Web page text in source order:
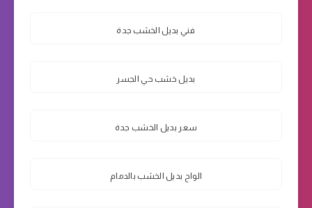
فني بديل الخشب جدة
بديل خشب حي الجسر
سعر بديل الخشب جدة
الواح بديل الخشب بالدمام